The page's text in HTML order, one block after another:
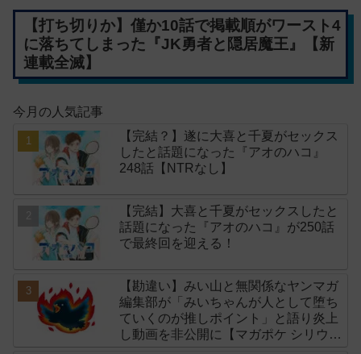
【打ち切りか】僅か10話で掲載順がワースト4
に落ちてしまった『JK勇者と隠居魔王』【新
連載全滅】
今月の人気記事
【完結？】遂に大喜と千夏がセックス
したと話題になった『アオのハコ』
248話【NTRなし】
【完結】大喜と千夏がセックスしたと
話題になった『アオのハコ』が250話
で最終回を迎える！
【勘違い】みい山と無関係なヤンマガ
編集部が「みいちゃんが人として堕ち
ていくのが推しポイント」と語り炎上
し動画を非公開に【マガポケ シリウ